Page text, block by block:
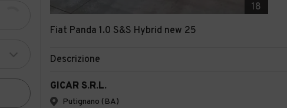
18
Fiat Panda 1.0 S&S Hybrid new 25
Descrizione
GICAR S.R.L.
Putignano (BA)